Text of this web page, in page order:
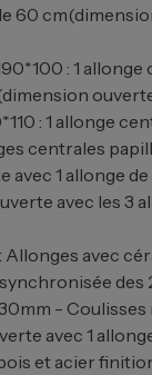
60
: 1 allonge
: 1 allonge
centrales
avec 1 allonge
avec les 3
Allonges avec
des
- Coulisses
avec 1
et acier